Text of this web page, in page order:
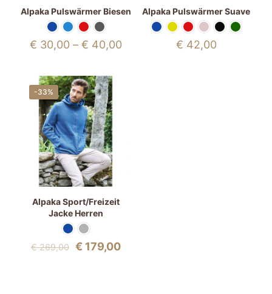
Alpaka Pulswärmer Biesen
€ 30,00 – € 40,00
Alpaka Pulswärmer Suave
€ 42,00
-33%
Alpaka Sport/Freizeit
Jacke Herren
€269,00
Ursprünglicher
€ 179,00Aktueller